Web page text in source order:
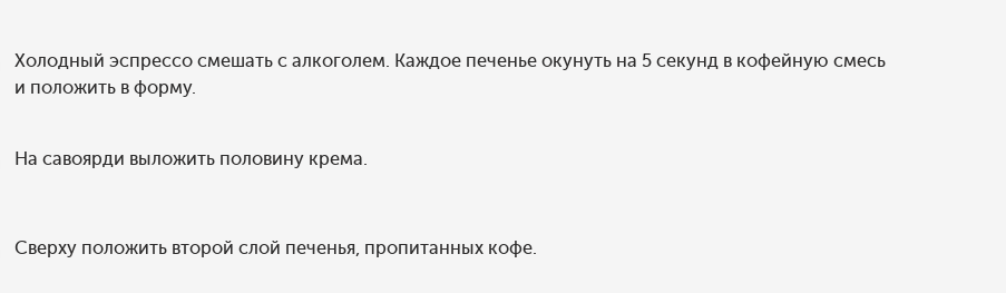
Холодный эспрессо смешать с алкоголем. Каждое печенье окунуть на 5 секунд в кофейную смесь
и положить в форму.
На савоярди выложить половину крема.
Сверху положить второй слой печенья, пропитанных кофе.